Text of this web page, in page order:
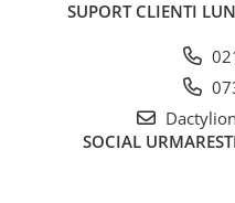
SUPORT CLIENTI
SOCIAL